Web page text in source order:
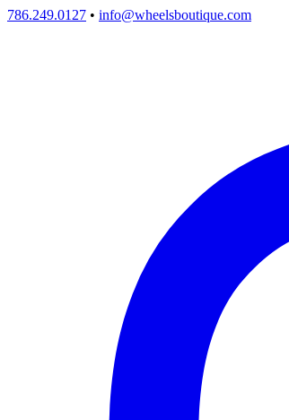
786.249.0127 • info@wheelsboutique.com